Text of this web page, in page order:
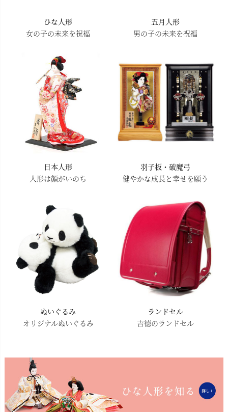
ひな人形
女の子の未来を祝福
五月人形
男の子の未来を祝福
日本人形
人形は顔がいのち
羽子板・破魔弓
健やかな成長と幸せを願う
ぬいぐるみ
オリジナルぬいぐるみ
ランドセル
吉德のランドセル